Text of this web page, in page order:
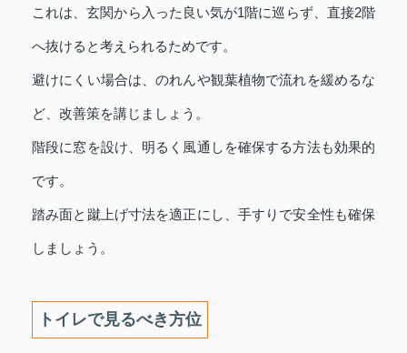
これは、玄関から入った良い気が1階に巡らず、直接2階
へ抜けると考えられるためです。
避けにくい場合は、のれんや観葉植物で流れを緩めるな
ど、改善策を講じましょう。
階段に窓を設け、明るく風通しを確保する方法も効果的
です。
踏み面と蹴上げ寸法を適正にし、手すりで安全性も確保
しましょう。
トイレで見るべき方位